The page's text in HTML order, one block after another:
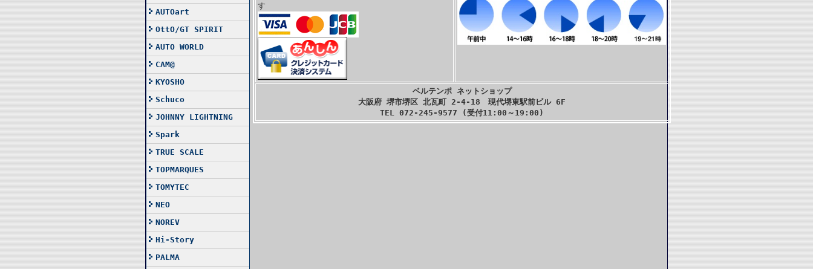
AUTOart
OttO/GT SPIRIT
AUTO WORLD
CAM@
KYOSHO
Schuco
JOHNNY LIGHTNING
Spark
TRUE SCALE
TOPMARQUES
TOMYTEC
NEO
NOREV
Hi-Story
PALMA
す
ベルテンポ ネットショップ
大阪府 堺市堺区 北瓦町 2-4-18 現代堺東駅前ビル 6F
TEL 072-245-9577 (受付11:00～19:00)